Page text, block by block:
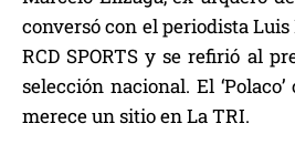
conversó con el periodista
RCD SPORTS y se refirió al
selección nacional. El
merece un sitio en La TRI.